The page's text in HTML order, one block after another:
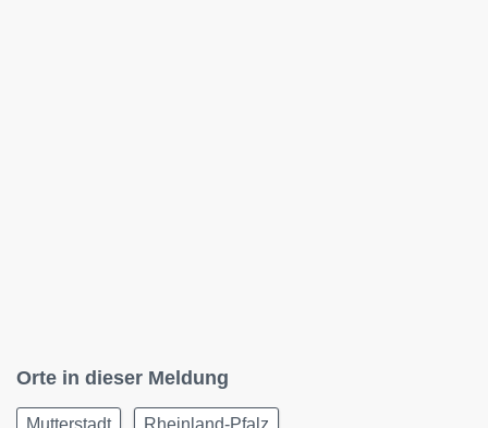
Orte in dieser Meldung
Mutterstadt Rheinland-Pfalz